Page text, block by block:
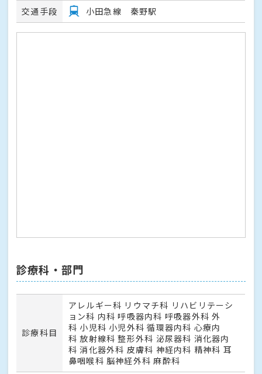
交通手段 小田急線 秦野駅
診療科・部門
診療科目
アレルギー科 リウマチ科 リハビリテーシ
ョン科 内科 呼吸器内科 呼吸器外科 外
科 小児科 小児外科 循環器内科 心療内
科 放射線科 整形外科 泌尿器科 消化器内
科 消化器外科 皮膚科 神経内科 精神科 耳
鼻咽喉科 脳神経外科 麻酔科